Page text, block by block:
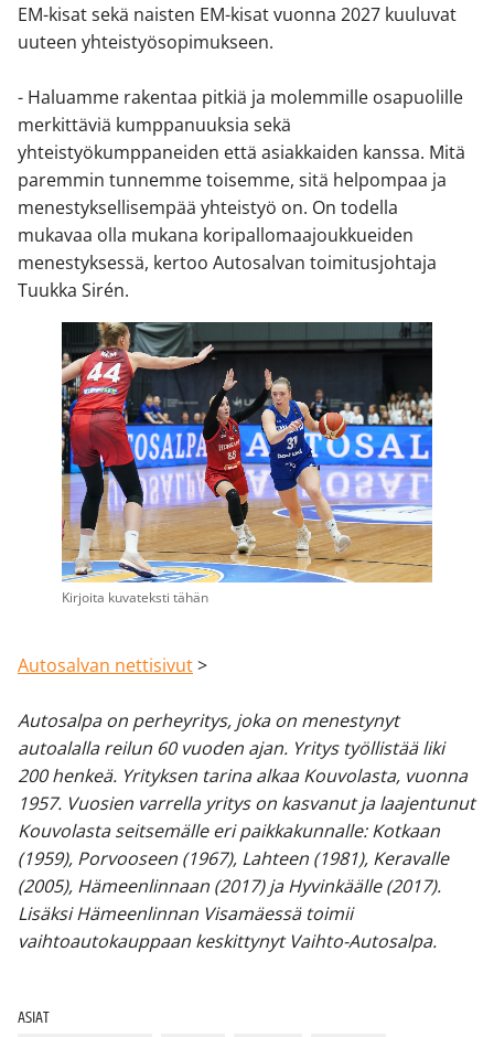
EM-kisat sekä naisten EM-kisat vuonna 2027 kuuluvat
uuteen yhteistyösopimukseen.
- Haluamme rakentaa pitkiä ja molemmille osapuolille
merkittäviä kumppanuuksia sekä
yhteistyökumppaneiden että asiakkaiden kanssa. Mitä
paremmin tunnemme toisemme, sitä helpompaa ja
menestyksellisempää yhteistyö on. On todella
mukavaa olla mukana koripallomaajoukkueiden
menestyksessä, kertoo Autosalvan toimitusjohtaja
Tuukka Sirén.
Kirjoita kuvateksti tähän
Autosalvan nettisivut>
Autosalpa on perheyritys, joka on menestynyt
autoalalla reilun 60 vuoden ajan. Yritys työllistää liki
200 henkeä. Yrityksen tarina alkaa Kouvolasta, vuonna
1957. Vuosien varrella yritys on kasvanut ja laajentunut
Kouvolasta seitsemälle eri paikkakunnalle: Kotkaan
(1959), Porvooseen (1967), Lahteen (1981), Keravalle
(2005), Hämeenlinnaan (2017) ja Hyvinkäälle (2017).
Lisäksi Hämeenlinnan Visamäessä toimii
vaihtoautokauppaan keskittynyt Vaihto-Autosalpa.
ASIAT